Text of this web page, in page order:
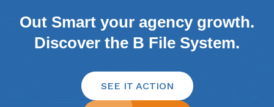
Out Smart your agency growth.
Discover the B File System.
SEE IT ACTION